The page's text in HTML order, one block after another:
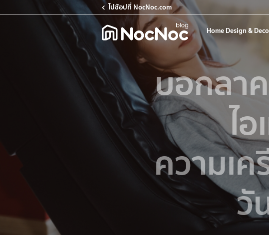
ไปช้อปที่ NocNoc.com
Home Design &
บอกลา
ไ
ความเ
วั